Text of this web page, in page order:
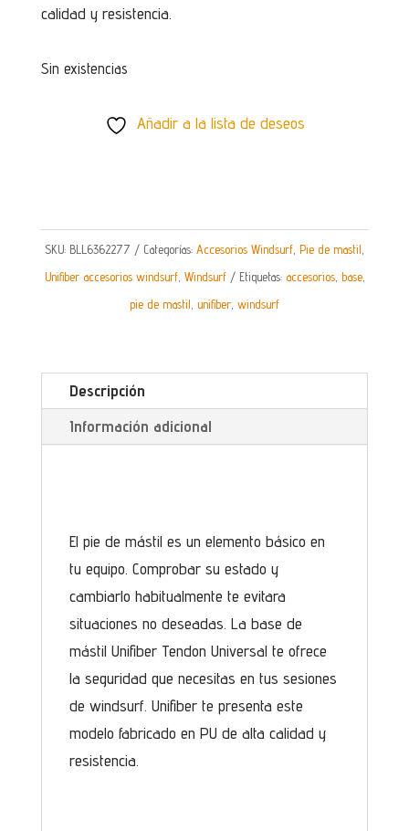
calidad y resistencia.
Sin existencias
Añadir a la lista de deseos
SKU: BLL6362277 Categorías: Accesorios Windsurf, Pie de mastil,
Unifiber accesorios windsurf, Windsurf Etiquetas: accesorios, base,
pie de mastil, unifiber, windsurf
Descripción
Información adicional
El pie de mástil es un elemento básico en
tu equipo. Comprobar su estado y
cambiarlo habitualmente te evitara
situaciones no deseadas. La base de
mástil Unifiber Tendon Universal te ofrece
la seguridad que necesitas en tus sesiones
de windsurf. Unifiber te presenta este
modelo fabricado en PU de alta calidad y
resistencia.